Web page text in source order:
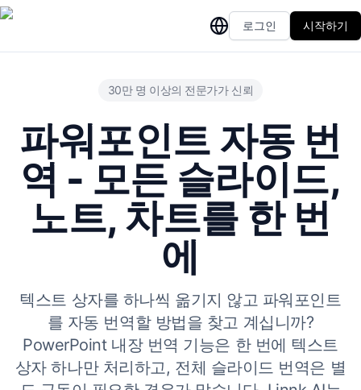
로그인 시작하기
30만 명 이상의 전문가가 신뢰
파워포인트 자동 번
역 - 모든 슬라이드,
노트, 차트를 한 번
에
텍스트 상자를 하나씩 옮기지 않고 파워포인트
를 자동 번역할 방법을 찾고 계십니까?
PowerPoint 내장 번역 기능은 한 번에 텍스트
상자 하나만 처리하고, 전체 슬라이드 번역은 별